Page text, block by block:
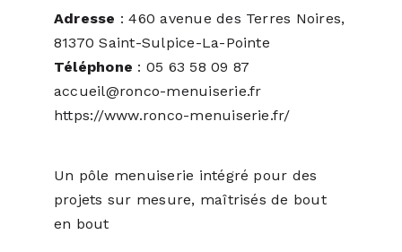
Adresse : 460 avenue des Terres Noires,
81370 Saint-Sulpice-La-Pointe
Téléphone : 05 63 58 09 87
accueil@ronco-menuiserie.fr
https://www.ronco-menuiserie.fr/
Un pôle menuiserie intégré pour des
projets sur mesure, maîtrisés de bout
en bout